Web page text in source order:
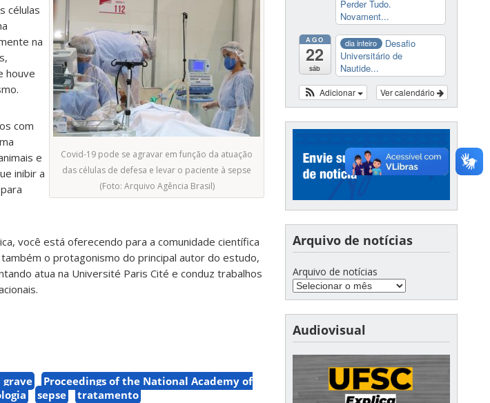
Covid-19 pode se agravar em função da atuação
das células de defesa e levar o paciente à sepse
(Foto: Arquivo Agência Brasil)
células
na
houve
com
e
inibir a
você está oferecendo para a comunidade científica
o protagonismo do principal autor do estudo,
atua na Université Paris Cité e conduz trabalhos
grave
Proceedings of the National Academy of
sepse tratamento
Perder Tudo.
Novament...
AGO
22
sáb
dia inteiro
Desafio
Universitário de
Nautide...
Ver calendário
Adicionar
Arquivo de notícias
Arquivo de notícias
Audiovisual